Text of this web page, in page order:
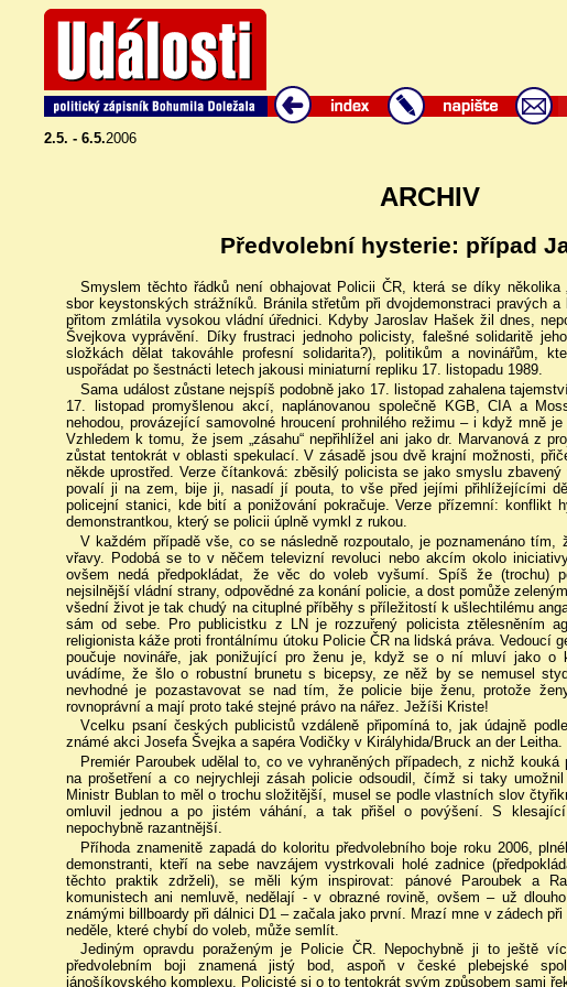
2.5. - 6.5.2006
ARCHIV
Předvolební hysterie: případ
Smyslem těchto řádků není obhajovat Policii ČR, která se díky několika
sbor keystonských strážníků. Bránila střetům při dvojdemonstraci pravých
přitom zmlátila vysokou vládní úřednici. Kdyby Jaroslav Hašek žil dnes,
Švejkova vyprávění. Díky frustraci jednoho policisty, falešné solidaritě
složkách dělat takováhle profesní solidarita?), politikům a novinářům,
uspořádat po šestnácti letech jakousi miniaturní repliku 17. listopadu 1989.
Sama událost zůstane nejspíš podobně jako 17. listopad zahalena
17. listopad promyšlenou akcí, naplánovanou společně KGB, CIA a
nehodou, provázející samovolné hroucení prohnilého režimu – i když mně
Vzhledem k tomu, že jsem „zásahu“ nepřihlížel ani jako dr. Marvanová z
zůstat tentokrát v oblasti spekulací. V zásadě jsou dvě krajní možnosti,
někde uprostřed. Verze čítanková: zběsilý policista se jako smyslu
povalí ji na zem, bije ji, nasadí jí pouta, to vše před jejími přihlížejícími
policejní stanici, kde bití a ponižování pokračuje. Verze přízemní: konflikt
demonstrantkou, který se policii úplně vymkl z rukou.
V každém případě vše, co se následně rozpoutalo, je poznamenáno tím,
vřavy. Podobá se to v něčem televizní revoluci nebo akcím okolo
ovšem nedá předpokládat, že věc do voleb vyšumí. Spíš že (trochu)
nejsilnější vládní strany, odpovědné za konání policie, a dost pomůže
všední život je tak chudý na cituplné příběhy s příležitostí k ušlechtilému
sám od sebe. Pro publicistku z LN je rozzuřený policista ztělesněním
religionista káže proti frontálnímu útoku Policie ČR na lidská práva. Vedoucí
poučuje novináře, jak ponižující pro ženu je, když se o ní mluví jako o
uvádíme, že šlo o robustní brunetu s bicepsy, ze něž by se nemusel
nevhodné je pozastavovat se nad tím, že policie bije ženu, protože
rovnoprávní a mají proto také stejné právo na nářez. Ježíši Kriste!
Vcelku psaní českých publicistů vzdáleně připomíná to, jak údajně
známé akci Josefa Švejka a sapéra Vodičky v Királyhida/Bruck an der Leitha.
Premiér Paroubek udělal to, co ve vyhraněných případech, z nichž kouká
na prošetření a co nejrychleji zásah policie odsoudil, čímž si taky
Ministr Bublan to měl o trochu složitější, musel se podle vlastních slov
omluvil jednou a po jistém váhání, a tak přišel o povýšení. S klesající
nepochybně razantnější.
Příhoda znamenitě zapadá do koloritu předvolebního boje roku 2006,
demonstranti, kteří na sebe navzájem vystrkovali holé zadnice
těchto praktik zdrželi), se měli kým inspirovat: pánové Paroubek a
komunistech ani nemluvě, nedělají - v obrazné rovině, ovšem – už
známými billboardy při dálnici D1 – začala jako první. Mrazí mne v zádech
neděle, které chybí do voleb, může semlít.
Jediným opravdu poraženým je Policie ČR. Nepochybně ji to ještě
předvolebním boji znamená jistý bod, aspoň v české plebejské
jánošíkovského komplexu. Policisté si o to tentokrát svým způsobem sami